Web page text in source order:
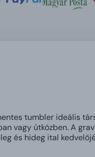
tumbler ideális
vagy útközben. A
és hideg ital